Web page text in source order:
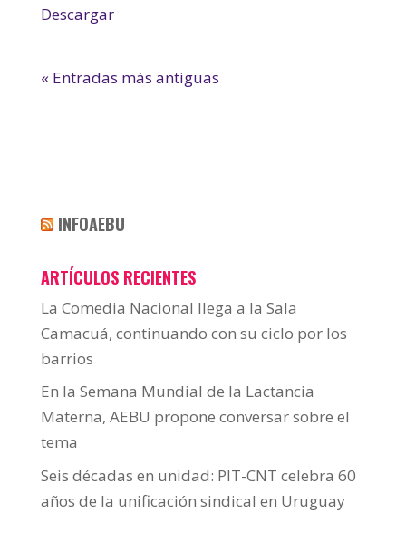
Descargar
« Entradas más antiguas
INFOAEBU
ARTÍCULOS RECIENTES
La Comedia Nacional llega a la Sala
Camacuá, continuando con su ciclo por los
barrios
En la Semana Mundial de la Lactancia
Materna, AEBU propone conversar sobre el
tema
Seis décadas en unidad: PIT-CNT celebra 60
años de la unificación sindical en Uruguay